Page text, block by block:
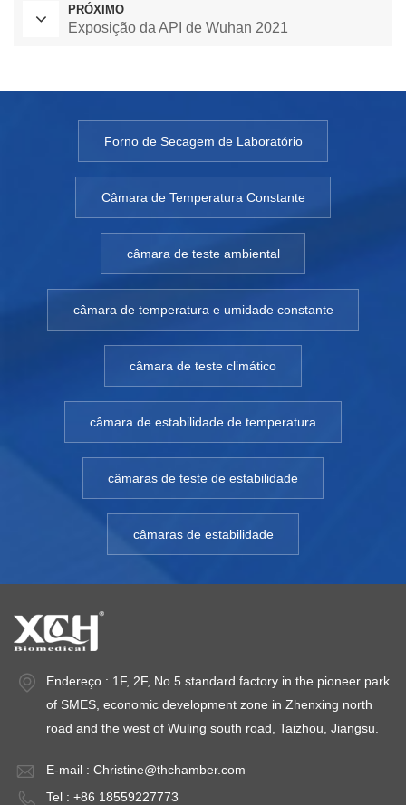
PRÓXIMO
Exposição da API de Wuhan 2021
Forno de Secagem de Laboratório
Câmara de Temperatura Constante
câmara de teste ambiental
câmara de temperatura e umidade constante
câmara de teste climático
câmara de estabilidade de temperatura
câmaras de teste de estabilidade
câmaras de estabilidade
Endereço : 1F, 2F, No.5 standard factory in the pioneer park
of SMES, economic development zone in Zhenxing north
road and the west of Wuling south road, Taizhou, Jiangsu.
E-mail : Christine@thchamber.com
Tel : +86 18559227773